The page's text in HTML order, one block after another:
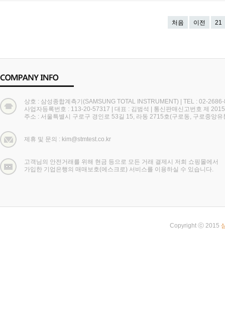
처음 이전 21
상호 : 삼성종합계측기(SAMSUNG TOTAL INSTRUMENT)
TEL : 02-
사업자등록번호 : 113-20-57317
대표 : 김범석
통신판매신고번호 제
주소 : 서울특별시 구로구 경인로 53길 15, 라동 2715호(구로동, 구로중앙유
제휴 및 문의 : kim@stmtest.co.kr
고객님의 안전거래를 위해 현금 등으로 모든 거래 결제시 저희 쇼핑몰에서
가입한 기업은행의 매매보호(에스크로) 서비스를 이용하실 수 있습니다.
Copyright ⓒ 2015